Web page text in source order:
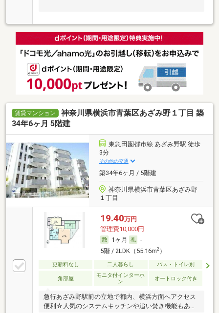
賃貸マンション
神奈川県横浜市青葉区あざみ野１丁目 築
34年6ヶ月 5階建
東急田園都市線 あざみ野駅 徒歩
3分
その他の交通
築34年6ヶ月 / 5階建
神奈川県横浜市青葉区あざみ野
１丁目
19.40万円
管理費10,000円
1ヶ月
-
5階 / 2LDK（55.16m2）
更新料なし 二人暮らし バス・トイレ別
角部屋
モニタ付インターホ
ン
オートロック付き
急行あざみ野駅前の立地で都内、横浜方面へアクセス
便利☆人気のシステムキッチンや追い焚き機能もあり